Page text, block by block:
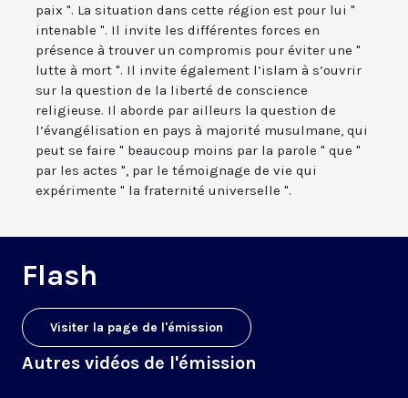
paix ". La situation dans cette région est pour lui "
intenable ". Il invite les différentes forces en
présence à trouver un compromis pour éviter une "
lutte à mort ". Il invite également l’islam à s’ouvrir
sur la question de la liberté de conscience
religieuse. Il aborde par ailleurs la question de
l’évangélisation en pays à majorité musulmane, qui
peut se faire " beaucoup moins par la parole " que "
par les actes ", par le témoignage de vie qui
expérimente " la fraternité universelle ".
Flash
Visiter la page de l'émission
Autres vidéos de l'émission